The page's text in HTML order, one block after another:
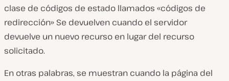
clase de códigos de estado llamados «códigos de
redirección» Se devuelven cuando el servidor
devuelve un nuevo recurso en lugar del recurso
solicitado.
En otras palabras, se muestran cuando la página del